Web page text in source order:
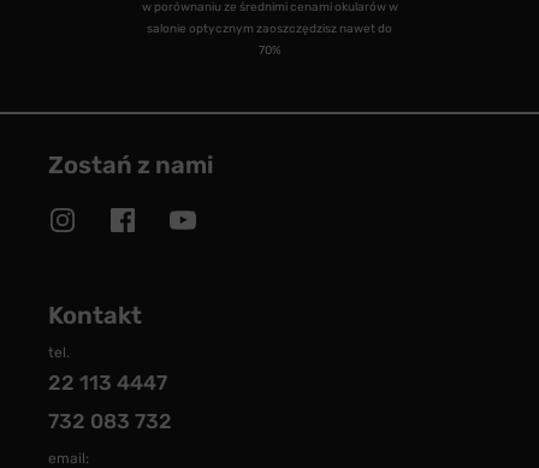
w porównaniu ze średnimi cenami okularów w
salonie optycznym zaoszczędzisz nawet do
70%
Zostań z nami
Kontakt
tel.
22 113 4447
732 083 732
email: